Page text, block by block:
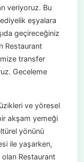
veriyoruz. Bu
eşyalara
geçireceğiniz
Restaurant
transfer
Geceleme
ve yöresel
akşam yemeği
yönünü
ile yaşarken,
Restaurant